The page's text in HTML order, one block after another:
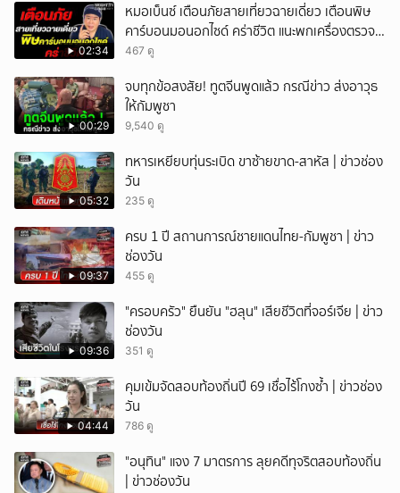
02:34
หมอเบ็นซ์ เตือนภัยสายเที่ยวฉายเดี่ยว เตือนพิษ
คาร์บอนมอนอกไซด์ คร่าชีวิต แนะพกเครื่องตรวจ
วัดติดตัว
467 ดู
00:29
จบทุกข้อสงสัย! ทูตจีนพูดแล้ว กรณีข่าว ส่งอาวุธ
ให้กัมพูชา
9,540 ดู
05:32
ทหารเหยียบทุ่นระเบิด ขาซ้ายขาด-สาหัส | ข่าวช่อง
วัน
235 ดู
09:37
ครบ 1 ปี สถานการณ์ชายแดนไทย-กัมพูชา | ข่าว
ช่องวัน
455 ดู
09:36
"ครอบครัว" ยืนยัน "ฮลุน" เสียชีวิตที่จอร์เจีย | ข่าว
ช่องวัน
351 ดู
04:44
คุมเข้มจัดสอบท้องถิ่นปี 69 เชื่อไร้โกงซ้ำ | ข่าวช่อง
วัน
786 ดู
"อนุทิน" แจง 7 มาตรการ ลุยคดีทุจริตสอบท้องถิ่น
| ข่าวช่องวัน